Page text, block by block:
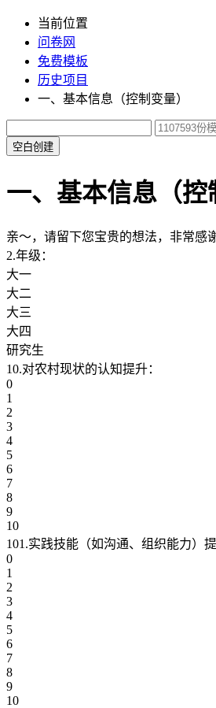
当前位置
问卷网
免费模板
历史项目
一、基本信息（控制变量）
空白创建
一、基本信息（控
亲～，请留下您宝贵的想法，非常感
2.年级：
大一
大二
大三
大四
研究生
10.对农村现状的认知提升：
0
1
2
3
4
5
6
7
8
9
10
101.实践技能（如沟通、组织能力）
0
1
2
3
4
5
6
7
8
9
10